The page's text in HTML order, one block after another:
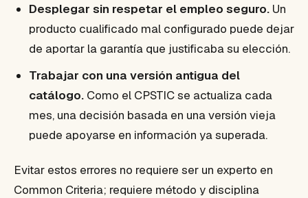
Desplegar sin respetar el empleo seguro. Un
producto cualificado mal configurado puede dejar
de aportar la garantía que justificaba su elección.
Trabajar con una versión antigua del
catálogo. Como el CPSTIC se actualiza cada
mes, una decisión basada en una versión vieja
puede apoyarse en información ya superada.
Evitar estos errores no requiere ser un experto en
Common Criteria; requiere método y disciplina